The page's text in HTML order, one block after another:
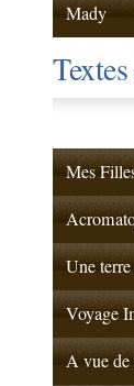
Mady
Mes
Une
Voyage
A vue de